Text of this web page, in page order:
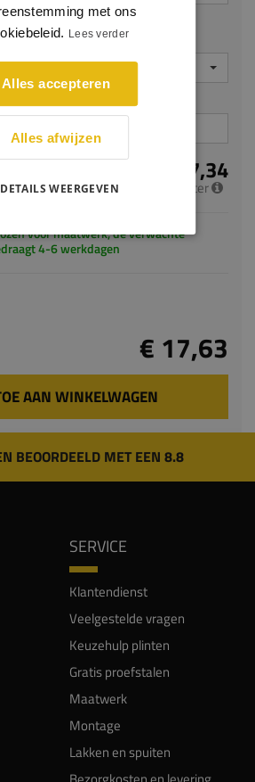
€ 7,34
per meter
voor maatwerk, de verwachte
4-6 werkdagen
€ 17,63
AAN WINKELWAGEN
BEOORDEELD MET EEN 8.8
SERVICE
Klantendienst
Veelgestelde vragen
Keuzehulp plinten
Gratis proefstalen
Maatwerk
Montage
Lakken en spuiten
met ons
Lees verder
Alles accepteren
Alles afwijzen
DETAILS WEERGEVEN